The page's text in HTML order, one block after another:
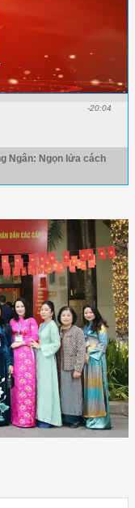
-20:04
Ngân: Ngọn lửa cách